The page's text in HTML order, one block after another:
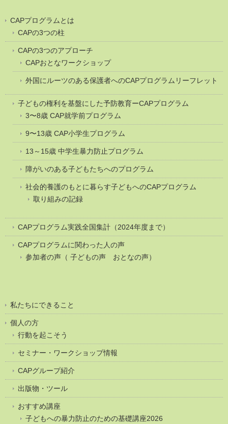
CAPプログラムとは
CAPの3つの柱
CAPの3つのアプローチ
CAPおとなワークショップ
外国にルーツのある保護者へのCAPプログラムリーフレット
子どもの権利を基盤にした予防教育ーCAPプログラム
3〜8歳 CAP就学前プログラム
9〜13歳 CAP小学生プログラム
13～15歳 中学生暴力防止プログラム
障がいのある子どもたちへのプログラム
社会的養護のもとに暮らす子どもへのCAPプログラム
取り組みの記録
CAPプログラム実践全国集計（2024年度まで）
CAPプログラムに関わった人の声
参加者の声（ 子どもの声 おとなの声）
私たちにできること
個人の方
行動を起こそう
セミナー・ワークショップ情報
CAPグループ紹介
出版物・ツール
おすすめ講座
子どもへの暴力防止のための基礎講座2026